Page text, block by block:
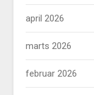
april 2026
marts 2026
februar 2026